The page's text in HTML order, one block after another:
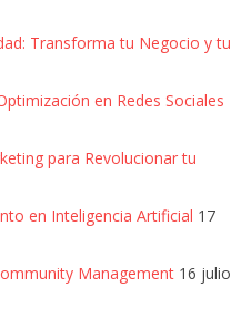
Transforma tu Negocio y tu
en Redes Sociales
para Revolucionar tu
en Inteligencia Artificial 17
Management 16 julio